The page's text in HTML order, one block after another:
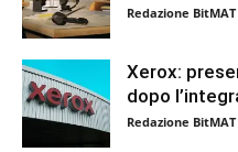
Redazione BitMAT
Xerox:
dopo
Redazione BitMAT